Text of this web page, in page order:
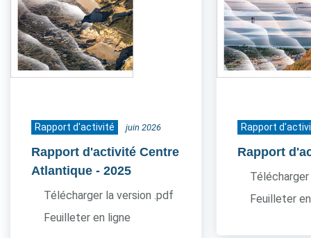
Rapport d'activité juin 2026
Rapport d'activité Centre
Atlantique - 2025
Télécharger la version .pdf
Feuilleter en ligne
Rapport
Rapport
Feuilleter